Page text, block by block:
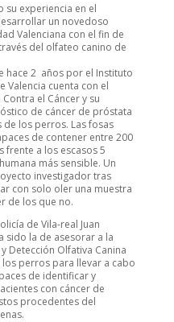
su experiencia en el
un novedoso
Valenciana con el fin de
del olfateo canino de
hace 2 años por el Instituto
Valencia cuenta con el
el Cáncer y su
de cáncer de próstata
los perros. Las fosas
de contener entre 200
frente a los escasos 5
más sensible. Un
investigador tras
con solo oler una muestra
de los que no.
de Vila-real Juan
sido la de asesorar a la
Detección Olfativa Canina
los perros para llevar a cabo
de identificar y
con cáncer de
procedentes del